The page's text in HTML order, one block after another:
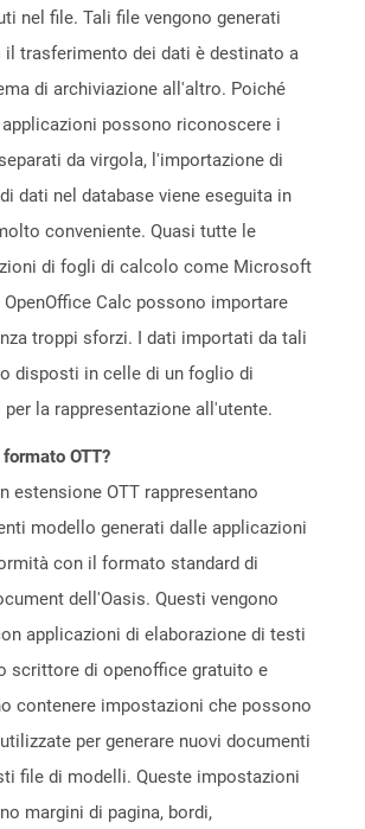
nel file. Tali file vengono generati
il trasferimento dei dati è destinato a
di archiviazione all'altro. Poiché
possono riconoscere i
da virgola, l'importazione di
dati nel database viene eseguita in
conveniente. Quasi tutte le
di fogli di calcolo come Microsoft
OpenOffice Calc possono importare
troppi sforzi. I dati importati da tali
disposti in celle di un foglio di
la rappresentazione all'utente.
OTT?
estensione OTT rappresentano
modello generati dalle applicazioni
con il formato standard di
dell'Oasis. Questi vengono
applicazioni di elaborazione di testi
scrittore di openoffice gratuito e
contenere impostazioni che possono
per generare nuovi documenti
file di modelli. Queste impostazioni
margini di pagina, bordi,